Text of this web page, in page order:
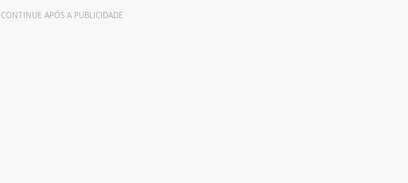
CONTINUE APÓS A PUBLICIDADE